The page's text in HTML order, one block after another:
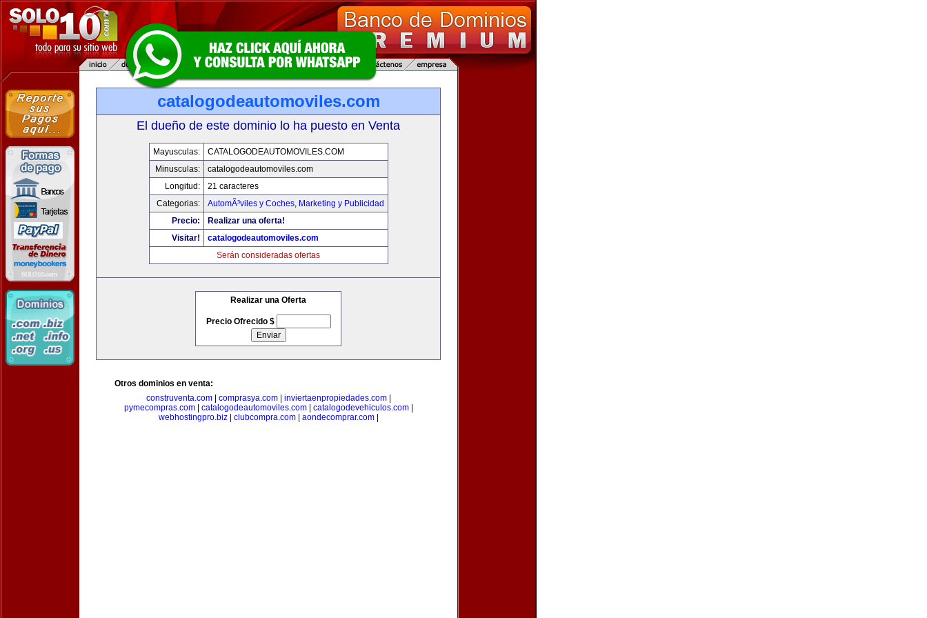
catalogodeautomoviles.com
El dueño de este dominio lo ha puesto en Venta
Mayusculas:
CATALOGODEAUTOMOVILES.COM
Minusculas:
catalogodeautomoviles.com
Longitud:
21 caracteres
Categorias:
AutomÃ³viles y Coches, Marketing y Publicidad
Precio:
Realizar una oferta!
Visitar!
catalogodeautomoviles.com
Serán consideradas ofertas
Realizar una Oferta
Precio Ofrecido $
Otros dominios en venta:
construventa.com| comprasya.com| inviertaenpropiedades.com|
pymecompras.com| catalogodeautomoviles.com| catalogodevehiculos.com|
webhostingpro.biz| clubcompra.com| aondecomprar.com|